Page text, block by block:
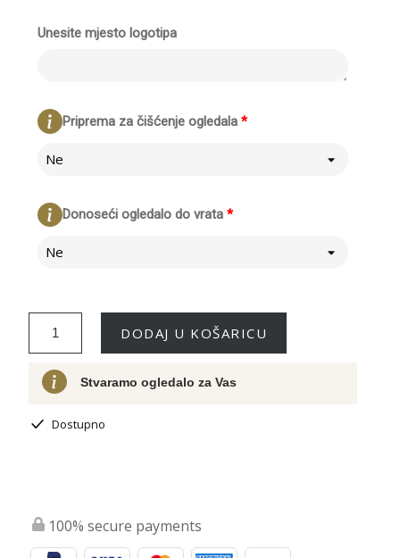
Unesite mjesto logotipa
*
Priprema za čišćenje ogledala
Ne
*
Donoseći ogledalo do vrata
Ne
DODAJ U KOŠARICU
Stvaramo ogledalo za Vas
Dostupno
100% secure payments